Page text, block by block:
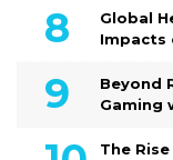
Global
Impacts
Beyond
Gaming
The